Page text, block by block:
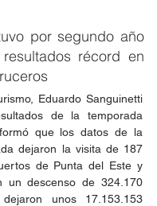
por segundo año
récord en
Eduardo Sanguinetti
de la temporada
que los datos de la
dejaron la visita de 187
de Punta del Este y
un descenso de 324.170
unos 17.153.153